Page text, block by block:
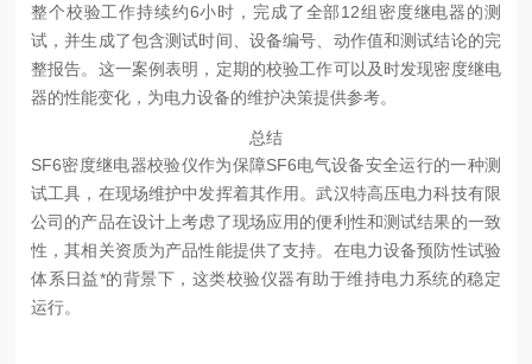
整个校验工作持续约6小时，完成了全部12组密度继电器的测
试，并生成了包含测试时间、设备编号、动作值和测试结论的完
整报告。这一案例表明，定期的校验工作可以及时发现密度继电
器的性能变化，为电力设备的维护决策提供参考。
总结
SF6密度继电器校验仪作为保障SF6电气设备安全运行的一种测
试工具，在现场维护中发挥着其作用。武汉特高压电力科技有限
公司的产品在设计上考虑了现场应用的便利性和测试结果的一致
性，其相关资质为产品性能提供了支持。在电力设备预防性试验
体系日益*的背景下，这类校验仪器有助于维持电力系统的稳定
运行。